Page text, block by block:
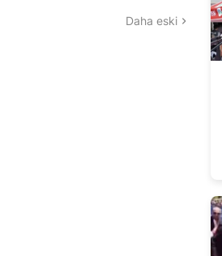
Daha eski